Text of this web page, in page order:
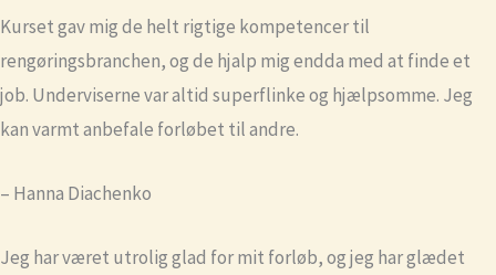
Kurset gav mig de helt rigtige kompetencer til
rengøringsbranchen, og de hjalp mig endda med at finde et
job. Underviserne var altid superflinke og hjælpsomme. Jeg
kan varmt anbefale forløbet til andre.
– Hanna Diachenko
Jeg har været utrolig glad for mit forløb, og jeg har glædet